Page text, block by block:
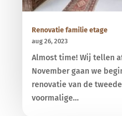
Renovatie familie etage
aug 26, 2023
Almost time! Wij tellen
November gaan we
renovatie van de
voormalige...